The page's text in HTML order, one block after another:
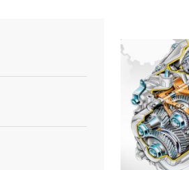
Ce
produit
plusieurs
variations.
Les
options
peuvent